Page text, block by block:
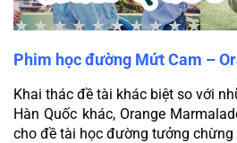
Phim học đường Mứt Cam –
Khai thác đề tài khác biệt so với
Hàn Quốc khác, Orange
cho đề tài học đường tưởng chừng